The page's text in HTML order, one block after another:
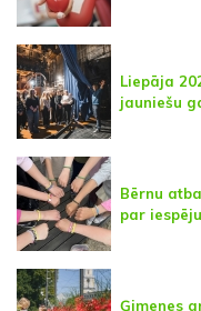
Liepāja
jauniešu
Bērnu
par
Ģimenes